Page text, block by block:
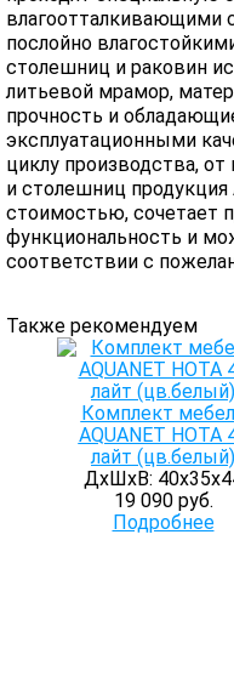
влагоотталкивающими
послойно
столешниц и раковин
литьевой мрамор,
прочность и
эксплуатационными
циклу производства,
и столешниц продукция
стоимостью, сочетает
функциональность и
соответствии с
Также рекомендуем
Комплект
AQUANET НОТА
лайт (цв.белый)
ДхШхВ:
19 090 руб.
Подробнее